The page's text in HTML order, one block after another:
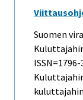
Suomen
ISSN=1796-